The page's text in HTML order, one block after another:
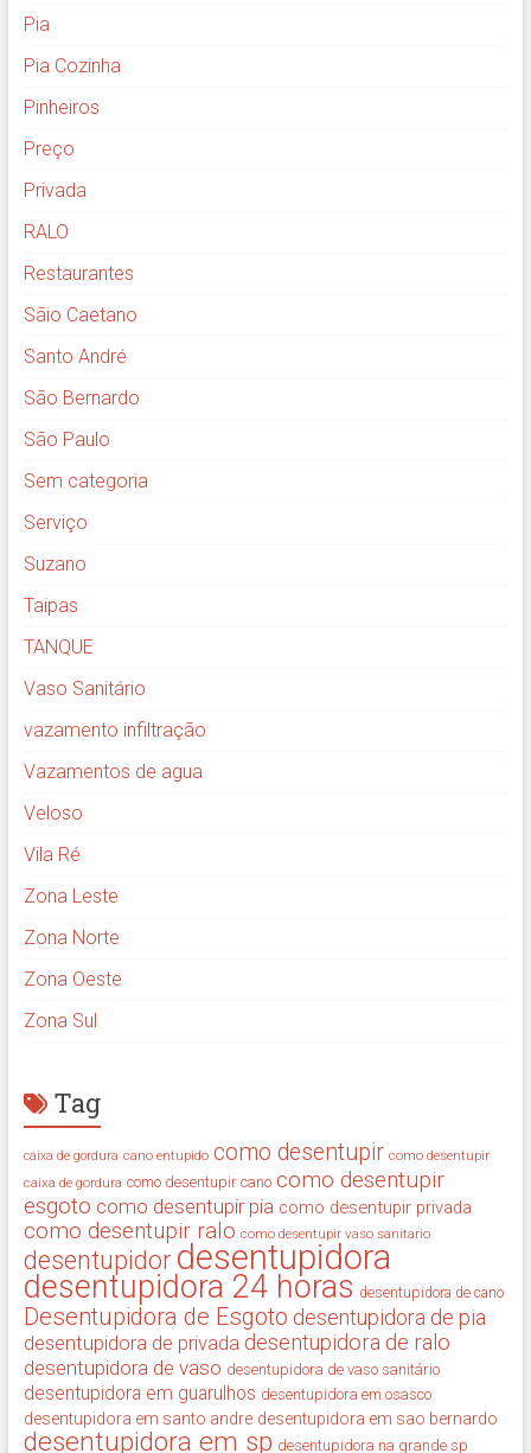
Pia
Pia Cozinha
Pinheiros
Preço
Privada
RALO
Restaurantes
Sãio Caetano
Santo André
São Bernardo
São Paulo
Sem categoria
Serviço
Suzano
Taipas
TANQUE
Vaso Sanitário
vazamento infiltração
Vazamentos de agua
Veloso
Vila Ré
Zona Leste
Zona Norte
Zona Oeste
Zona Sul
Tag
caixa de gordura cano entupido como desentupir como desentupir
caixa de gordura como desentupir cano como desentupir
esgoto como desentupir pia como desentupir privada
como desentupir ralo como desentupir vaso sanitario
desentupidor desentupidora
desentupidora 24 horas desentupidora de cano
Desentupidora de Esgoto desentupidora de pia
desentupidora de privada desentupidora de ralo
desentupidora de vaso desentupidora de vaso sanitário
desentupidora em guarulhos desentupidora em osasco
desentupidora em santo andre desentupidora em sao bernardo
desentupidora em sp desentupidora na grande sp